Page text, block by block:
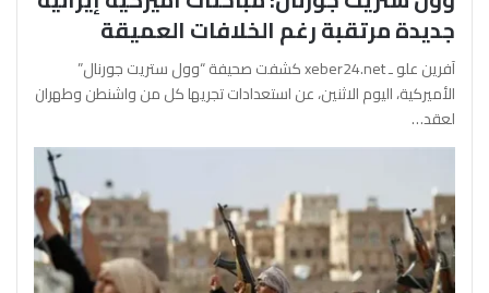
جديدة مرتقبة رغم الخلافات العميقة
آفرين علو ـ xeber24.net كشفت صحيفة “وول ستريت جورنال”
الأميركية، اليوم الاثنين، عن استعدادات تجريها كل من واشنطن وطهران
لعقد…